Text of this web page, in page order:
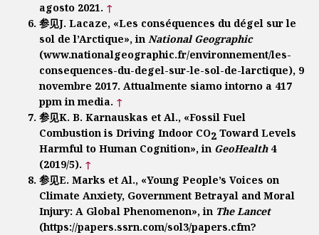
agosto 2021. ↑
参见J. Lacaze, «Les conséquences du dégel sur le
sol de l’Arctique», in National Geographic
(www.nationalgeographic.fr/environnement/les-
consequences-du-degel-sur-le-sol-de-larctique), 9
novembre 2017. Attualmente siamo intorno a 417
ppm in media. ↑
参见K. B. Karnauskas et Al., «Fossil Fuel
Combustion is Driving Indoor CO2 Toward Levels
Harmful to Human Cognition», in GeoHealth4
(2019/5). ↑
参见E. Marks et Al., «Young People’s Voices on
Climate Anxiety, Government Betrayal and Moral
Injury: A Global Phenomenon», in The Lancet
(https://papers.ssrn.com/sol3/papers.cfm?